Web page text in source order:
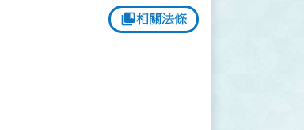
collections_bookmark相關法條